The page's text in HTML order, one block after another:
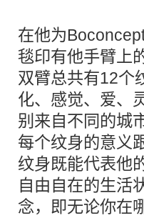
在他为
毯印有他手臂上
双臂总共有12个
化、感觉、爱、
别来自不同的城
每个纹身的意义
纹身既能代表他
自由自在的生活
念，即无论你在